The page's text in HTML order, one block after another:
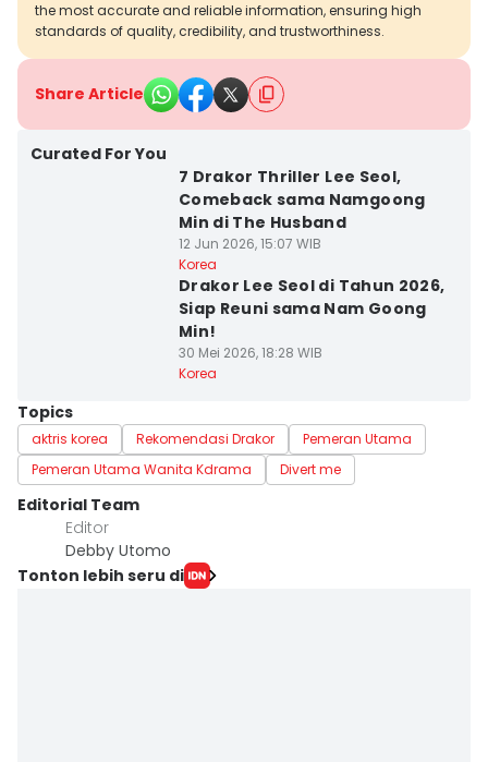
the most accurate and reliable information, ensuring high
standards of quality, credibility, and trustworthiness.
Share Article
Curated For You
7 Drakor Thriller Lee Seol,
Comeback sama Namgoong
Min di The Husband
12 Jun 2026, 15:07 WIB
Korea
Drakor Lee Seol di Tahun 2026,
Siap Reuni sama Nam Goong
Min!
30 Mei 2026, 18:28 WIB
Korea
Topics
aktris korea Rekomendasi Drakor
Pemeran Utama
Pemeran Utama Wanita Kdrama
Divert me
Editorial Team
Editor
Debby Utomo
Tonton lebih seru di